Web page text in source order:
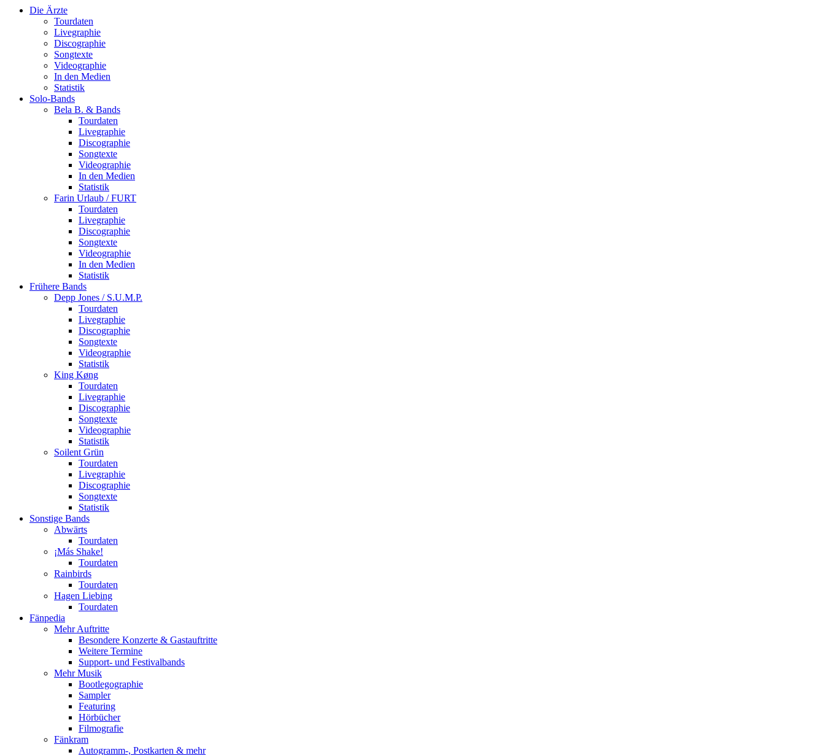
Die Ärzte
Tourdaten
Livegraphie
Discographie
Songtexte
Videographie
In den Medien
Statistik
Solo-Bands
Bela B. & Bands
Tourdaten
Livegraphie
Discographie
Songtexte
Videographie
In den Medien
Statistik
Farin Urlaub / FURT
Tourdaten
Livegraphie
Discographie
Songtexte
Videographie
In den Medien
Statistik
Frühere Bands
Depp Jones / S.U.M.P.
Tourdaten
Livegraphie
Discographie
Songtexte
Videographie
Statistik
King Køng
Tourdaten
Livegraphie
Discographie
Songtexte
Videographie
Statistik
Soilent Grün
Tourdaten
Livegraphie
Discographie
Songtexte
Statistik
Sonstige Bands
Abwärts
Tourdaten
¡Más Shake!
Tourdaten
Rainbirds
Tourdaten
Hagen Liebing
Tourdaten
Fänpedia
Mehr Auftritte
Besondere Konzerte & Gastauftritte
Weitere Termine
Support- und Festivalbands
Mehr Musik
Bootlegographie
Sampler
Featuring
Hörbücher
Filmografie
Fänkram
Autogramm-, Postkarten & mehr